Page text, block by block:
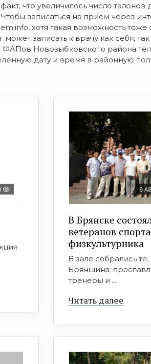
что увеличилось число
записаться на прием через
хотя такая возможность
записать к врачу как себя,
Новозыбковского района
дату и время в районную
6
В Брянске
ветеранов
физкультурника
В зале собрались
Брянщина:
тренеры и ...
Читать далее